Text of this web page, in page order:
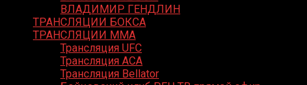
ВЛАДИМИР ГЕНДЛИН
ТРАНСЛЯЦИИ БОКСА
ТРАНСЛЯЦИИ MMA
Трансляция UFC
Трансляция ACA
Трансляция Bellator